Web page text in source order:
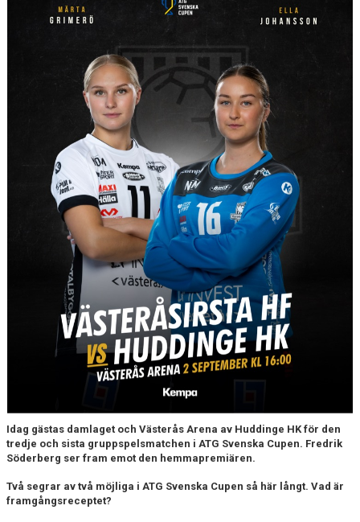
#VISTÄLLERUPP
Idag gästas damlaget och Västerås Arena av Huddinge HK för den
tredje och sista gruppspelsmatchen i ATG Svenska Cupen. Fredrik
Söderberg ser fram emot den hemmapremiären.
Två segrar av två möjliga i ATG Svenska Cupen så här långt. Vad är
framgångsreceptet?